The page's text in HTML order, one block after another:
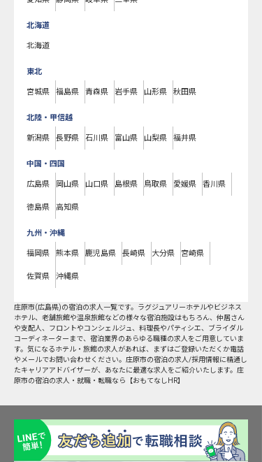
北海道
北海道
東北
宮城県 福島県 青森県 岩手県 山形県 秋田県
北陸・甲信越
新潟県 長野県 石川県 富山県 山梨県 福井県
中国・四国
広島県 岡山県 山口県 島根県 鳥取県 愛媛県 香川県
徳島県 高知県
九州・沖縄
福岡県 熊本県 鹿児島県 長崎県 大分県 宮崎県
佐賀県 沖縄県
庄原市(広島県)の宿泊の求人一覧です。ラグジュアリーホテルやビジネス
ホテル、老舗旅館や温泉旅館などの様々な宿泊施設はもちろん、仲居さん
や支配人、フロントやコンシェルジュ、料理長やパティシエ、ブライダル
コーディネーターまで、宿泊業界のあらゆる職種の求人をご用意していま
す。気になるホテル・旅館の求人があれば、まずはご登録いただくか電話
やメールでお問い合わせください。庄原市の宿泊の求人/採用情報に精通し
たキャリアアドバイザーが、あなたに最適な求人をご紹介いたします。庄
原市の宿泊の求人・就職・転職なら【おもてなしHR】